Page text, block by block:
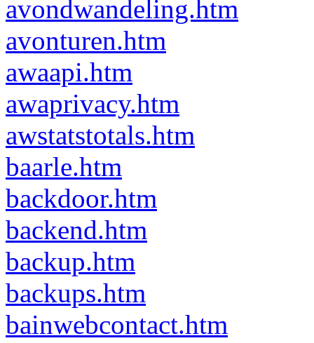
avondwandeling.htm
avonturen.htm
awaapi.htm
awaprivacy.htm
awstatstotals.htm
baarle.htm
backdoor.htm
backend.htm
backup.htm
backups.htm
bainwebcontact.htm